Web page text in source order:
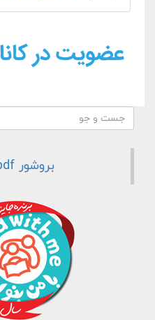
فرم جستجو
بروشور pdf کتاب تاک